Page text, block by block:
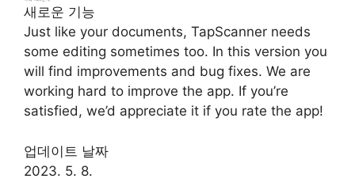
새로운 기능
Just like your documents, TapScanner needs
some editing sometimes too. In this version you
will find improvements and bug fixes. We are
working hard to improve the app. If you’re
satisfied, we’d appreciate it if you rate the app!
업데이트 날짜
2023. 5. 8.